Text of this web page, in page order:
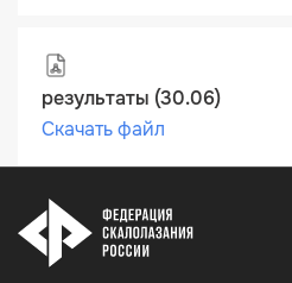
результаты (30.06)
Скачать файл